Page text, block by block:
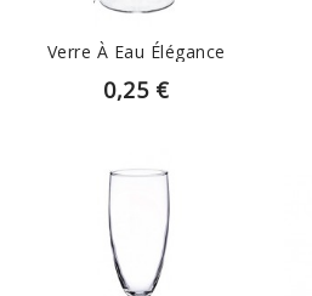
Verre À Eau Élégance
0,25 €